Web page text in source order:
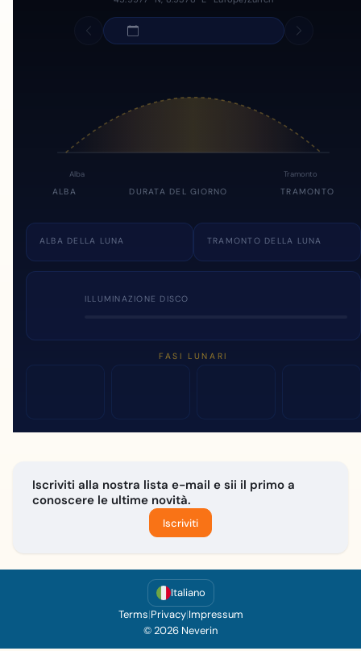
Alba Tramonto
ALBA DURATA DEL GIORNO TRAMONTO
ALBA DELLA LUNA TRAMONTO DELLA LUNA
ILLUMINAZIONE DISCO
FASI LUNARI
Iscriviti alla nostra lista e-mail e sii il primo a
conoscere le ultime novità.
Iscriviti
Italiano
Terms|Privacy|Impressum
© 2026 Neverin